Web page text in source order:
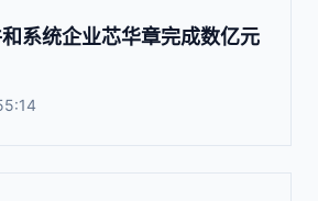
系统企业芯华章完成数亿元